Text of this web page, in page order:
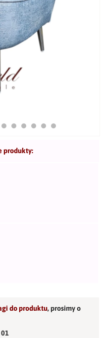
produkty:
do produktu,prosimy o